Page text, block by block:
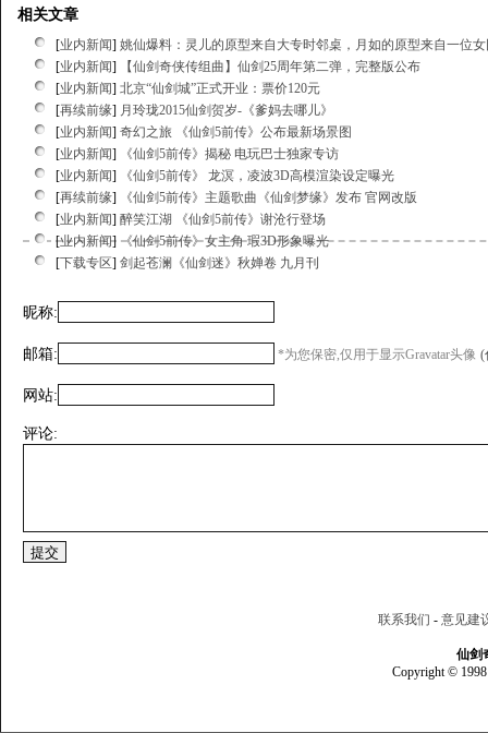
相关文章
[业内新闻] 姚仙爆料：灵儿的原型来自大专时邻桌，月如的原型来自一位
[业内新闻]
【仙剑奇侠传组曲】仙剑25周年第二弹，完整版公布
[业内新闻] 北京“仙剑城”正式开业：票价120元
[再续前缘] 月玲珑2015仙剑贺岁-《爹妈去哪儿》
[业内新闻] 奇幻之旅 《仙剑5前传》公布最新场景图
[业内新闻]
《仙剑5前传》揭秘 电玩巴士独家专访
[业内新闻]
《仙剑5前传》 龙溟，凌波3D高模渲染设定曝光
[再续前缘]
《仙剑5前传》主题歌曲《仙剑梦缘》发布 官网改版
[业内新闻] 醉笑江湖 《仙剑5前传》谢沧行登场
[业内新闻] 《仙剑5前传》女主角 瑕3D形象曝光
[下载专区] 剑起苍澜《仙剑迷》秋婵卷 九月刊
昵称:
邮箱: *为您保密,仅用于显示Gravatar头像 (
网站:
评论:
联系我们 - 意见建
仙剑
Copyright © 1998